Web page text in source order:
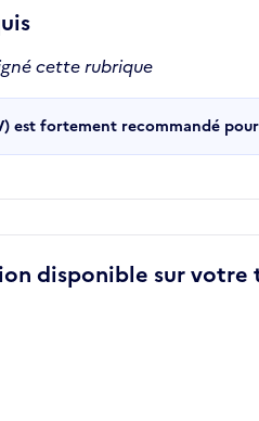
cette rubrique
est fortement recommandé
disponible sur